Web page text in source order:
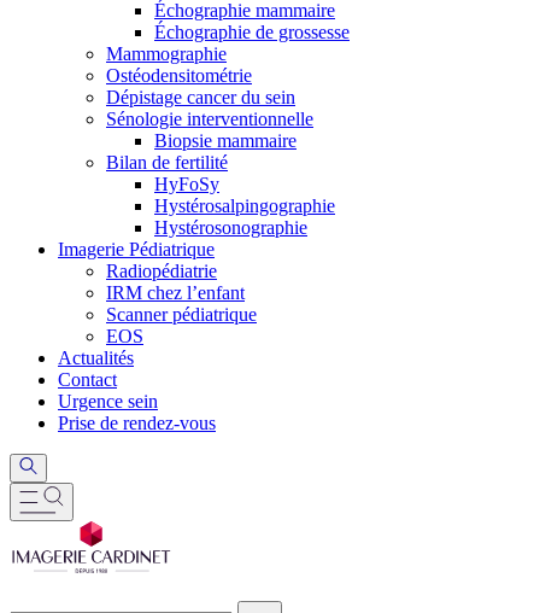
Échographie mammaire
Échographie de grossesse
Mammographie
Ostéodensitométrie
Dépistage cancer du sein
Sénologie interventionnelle
Biopsie mammaire
Bilan de fertilité
HyFoSy
Hystérosalpingographie
Hystérosonographie
Imagerie Pédiatrique
Radiopédiatrie
IRM chez l’enfant
Scanner pédiatrique
EOS
Actualités
Contact
Urgence sein
Prise de rendez-vous